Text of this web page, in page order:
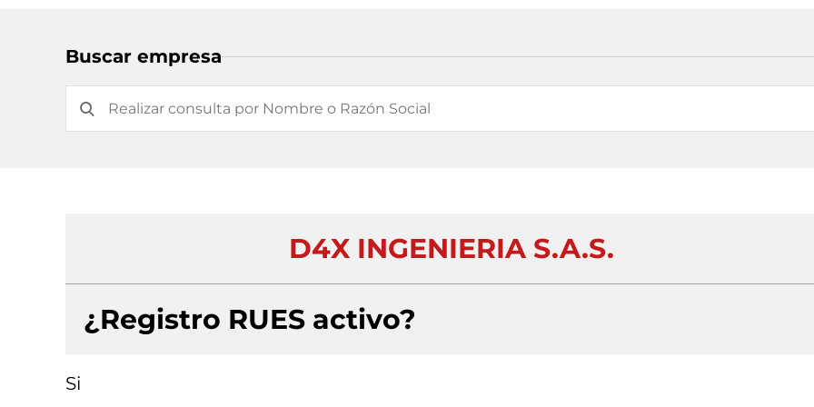
Buscar empresa
D4X INGENIERIA S.A.S.
¿Registro RUES activo?
Si